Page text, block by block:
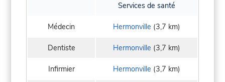
Services de santé
Médecin Hermonville (3,7 km)
Dentiste Hermonville (3,7 km)
Infirmier Hermonville (3,7 km)